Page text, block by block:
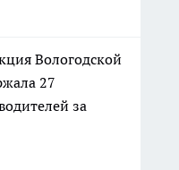
Вологодской
27
за